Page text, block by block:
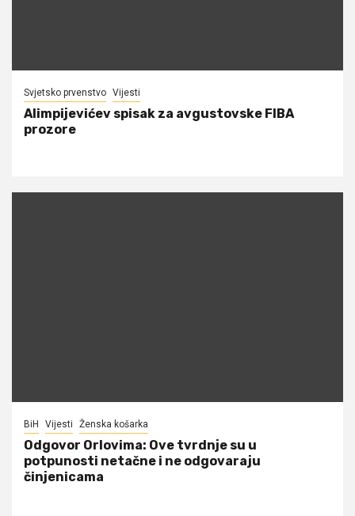
Svjetsko prvenstvo Vijesti
Alimpijevićev spisak za avgustovske FIBA
prozore
BiH Vijesti Ženska košarka
Odgovor Orlovima: ​Ove tvrdnje su u
potpunosti netačne i ne odgovaraju
činjenicama